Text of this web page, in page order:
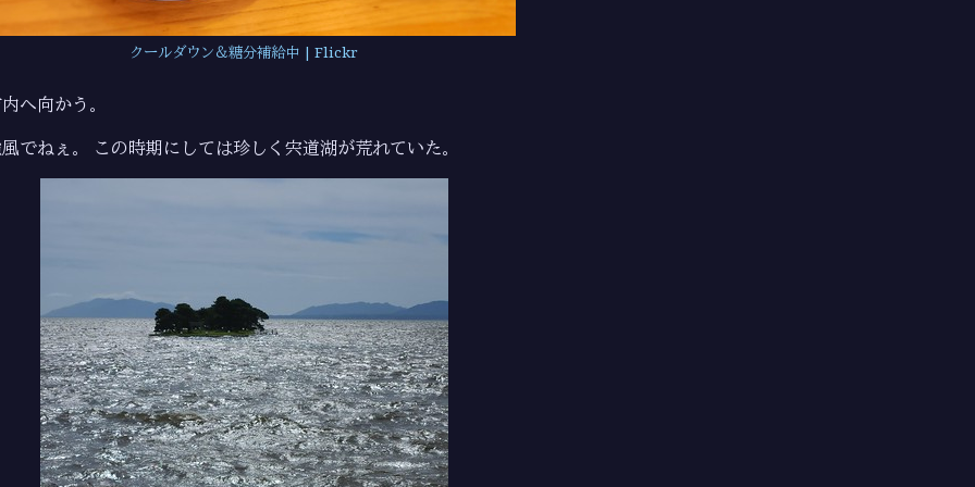
クールダウン＆糖分補給中 | Flickr
へ向かう。
でねぇ。 この時期にしては珍しく宍道湖が荒れていた。